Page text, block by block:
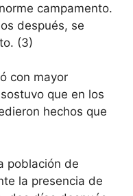
campamento.
después, se
(3)
con mayor
que en los
hechos que
población de
la presencia de